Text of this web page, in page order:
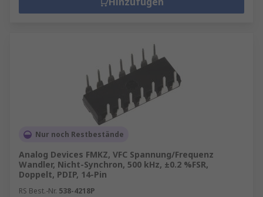
Nur noch Restbestände
Analog Devices FMKZ, VFC Spannung/Frequenz
Wandler, Nicht-Synchron, 500 kHz, ±0.2 %FSR,
Doppelt, PDIP, 14-Pin
RS Best.-Nr. 538-4218P